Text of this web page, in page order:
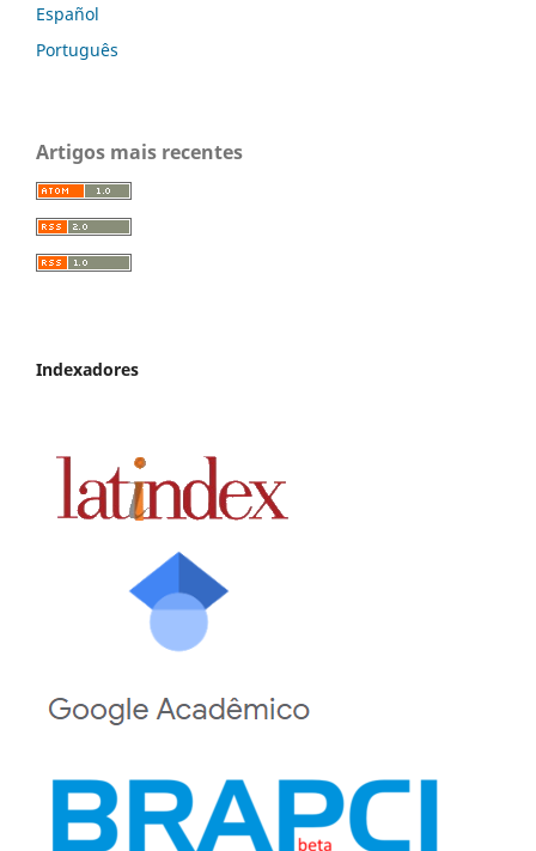
Español
Português
Artigos mais recentes
Indexadores